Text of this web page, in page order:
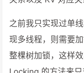
之前我只实现过单
现多线程，则需要
整棵树加锁，这样